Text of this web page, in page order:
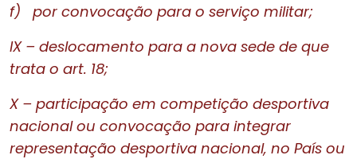
f)
por convocação para o serviço militar;
IX – deslocamento para a nova sede de que
trata o art. 18;
X – participação em competição desportiva
nacional ou convocação para integrar
representação desportiva nacional, no País ou